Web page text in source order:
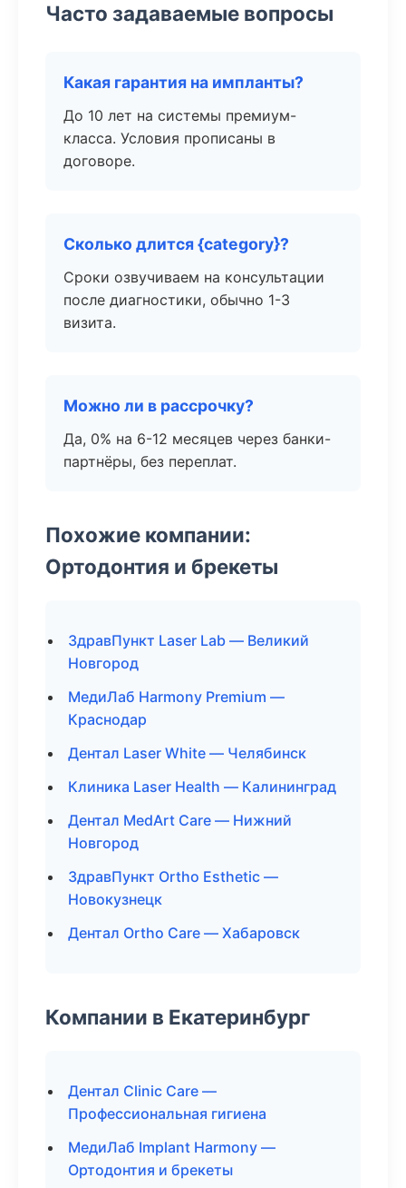
Часто задаваемые вопросы
Какая гарантия на импланты?
До 10 лет на системы премиум-
класса. Условия прописаны в
договоре.
Сколько длится {category}?
Сроки озвучиваем на консультации
после диагностики, обычно 1-3
визита.
Можно ли в рассрочку?
Да, 0% на 6-12 месяцев через банки-
партнёры, без переплат.
Похожие компании:
Ортодонтия и брекеты
ЗдравПункт Laser Lab — Великий
Новгород
МедиЛаб Harmony Premium —
Краснодар
Дентал Laser White — Челябинск
Клиника Laser Health — Калининград
Дентал MedArt Care — Нижний
Новгород
ЗдравПункт Ortho Esthetic —
Новокузнецк
Дентал Ortho Care — Хабаровск
Компании в Екатеринбург
Дентал Clinic Care —
Профессиональная гигиена
МедиЛаб Implant Harmony —
Ортодонтия и брекеты